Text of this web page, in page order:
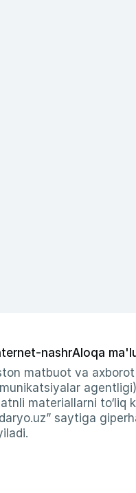
nashrAloqa
matbuot va
materiallarni
saytiga